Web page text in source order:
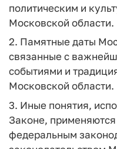
политическим и
Московской области.
2. Памятные даты
связанные с
событиями и
Московской области.
3. Иные понятия,
Законе,
федеральным